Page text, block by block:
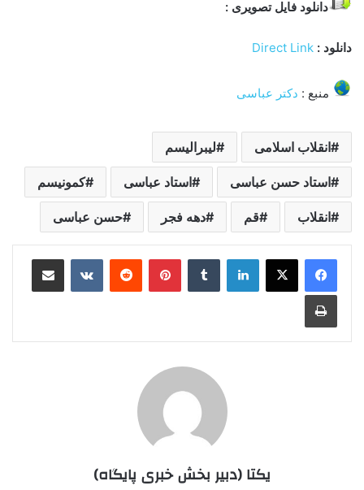
دانلود فایل تصویری :
دانلود : Direct Link
منبع : دکتر عباسی
انقلاب اسلامی لیبرالیسم
استاد حسن عباسی استاد عباسی کمونیسم
انقلاب قم دهه فجر حسن عباسی
لینکدین ‫تامبلر ‫پین‌ترست‫رددیت ‫VKontakteاشتراک گذاری از طریق ایمیل
چاپ
یکتا (دبیر بخش خبری پایگاه)